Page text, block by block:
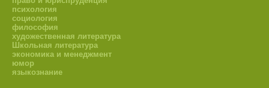
психология
социология
философия
художественная литература
Школьная литература
экономика и менеджмент
юмор
языкознание